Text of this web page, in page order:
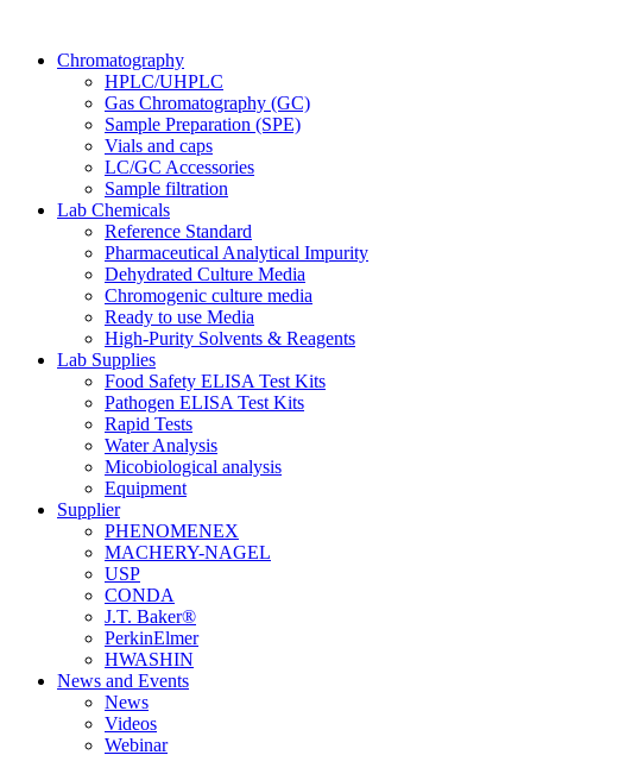
Chromatography
HPLC/UHPLC
Gas Chromatography (GC)
Sample Preparation (SPE)
Vials and caps
LC/GC Accessories
Sample filtration
Lab Chemicals
Reference Standard
Pharmaceutical Analytical Impurity
Dehydrated Culture Media
Chromogenic culture media
Ready to use Media
High-Purity Solvents & Reagents
Lab Supplies
Food Safety ELISA Test Kits
Pathogen ELISA Test Kits
Rapid Tests
Water Analysis
Micobiological analysis
Equipment
Supplier
PHENOMENEX
MACHERY-NAGEL
USP
CONDA
J.T. Baker®
PerkinElmer
HWASHIN
News and Events
News
Videos
Webinar